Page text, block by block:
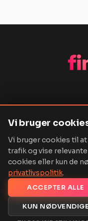
Copyright © 2026
Vi bruger
Vi bruger cookies til
trafik og vise
cookies eller kun de
privatlivspolitik.
ACCEPTER ALLE
KUN NØDVENDIGE